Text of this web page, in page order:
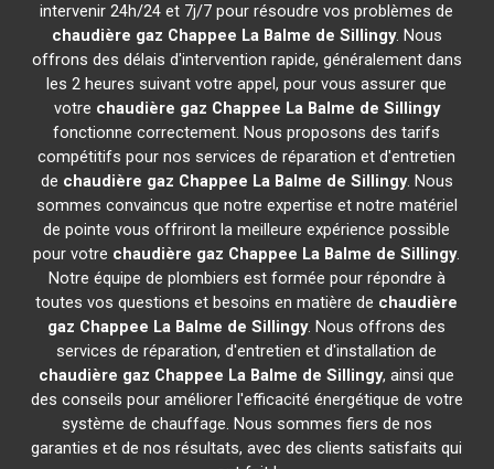
intervenir 24h/24 et 7j/7 pour résoudre vos problèmes de
chaudière gaz Chappee La Balme de Sillingy. Nous
offrons des délais d'intervention rapide, généralement dans
les 2 heures suivant votre appel, pour vous assurer que
votre chaudière gaz Chappee La Balme de Sillingy
fonctionne correctement. Nous proposons des tarifs
compétitifs pour nos services de réparation et d'entretien
de chaudière gaz Chappee La Balme de Sillingy. Nous
sommes convaincus que notre expertise et notre matériel
de pointe vous offriront la meilleure expérience possible
pour votre chaudière gaz Chappee La Balme de Sillingy.
Notre équipe de plombiers est formée pour répondre à
toutes vos questions et besoins en matière de chaudière
gaz Chappee La Balme de Sillingy. Nous offrons des
services de réparation, d'entretien et d'installation de
chaudière gaz Chappee La Balme de Sillingy, ainsi que
des conseils pour améliorer l'efficacité énergétique de votre
système de chauffage. Nous sommes fiers de nos
garanties et de nos résultats, avec des clients satisfaits qui